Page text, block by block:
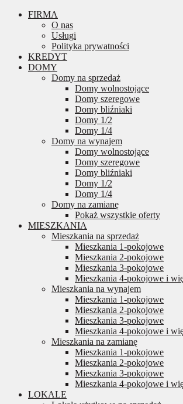
FIRMA
O nas
Usługi
Polityka prywatności
KREDYT
DOMY
Domy na sprzedaż
Domy wolnostojące
Domy szeregowe
Domy bliźniaki
Domy 1/2
Domy 1/4
Domy na wynajem
Domy wolnostojące
Domy szeregowe
Domy bliźniaki
Domy 1/2
Domy 1/4
Domy na zamianę
Pokaż wszystkie oferty
MIESZKANIA
Mieszkania na sprzedaż
Mieszkania 1-pokojowe
Mieszkania 2-pokojowe
Mieszkania 3-pokojowe
Mieszkania 4-pokojowe i
Mieszkania na wynajem
Mieszkania 1-pokojowe
Mieszkania 2-pokojowe
Mieszkania 3-pokojowe
Mieszkania 4-pokojowe i
Mieszkania na zamianę
Mieszkania 1-pokojowe
Mieszkania 2-pokojowe
Mieszkania 3-pokojowe
Mieszkania 4-pokojowe i
LOKALE